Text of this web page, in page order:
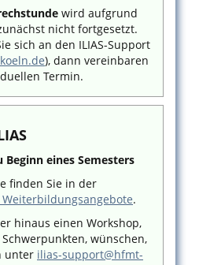
wird aufgrund
nicht fortgesetzt.
sich an den ILIAS-Support
), dann vereinbaren
Termin.
eines Semesters
finden Sie in der
.
hinaus einen Workshop,
wünschen,
unter ilias-support@hfmt-